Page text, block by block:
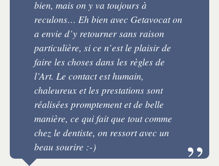
bien, mais on y va toujours à
reculons… Eh bien avec Getavocat on
a envie d’y retourner sans raison
particulière, si ce n’est le plaisir de
faire les choses dans les règles de
l’Art. Le contact est humain,
chaleureux et les prestations sont
réalisées promptement et de belle
manière, ce qui fait que tout comme
chez le dentiste, on ressort avec un
beau sourire :-)